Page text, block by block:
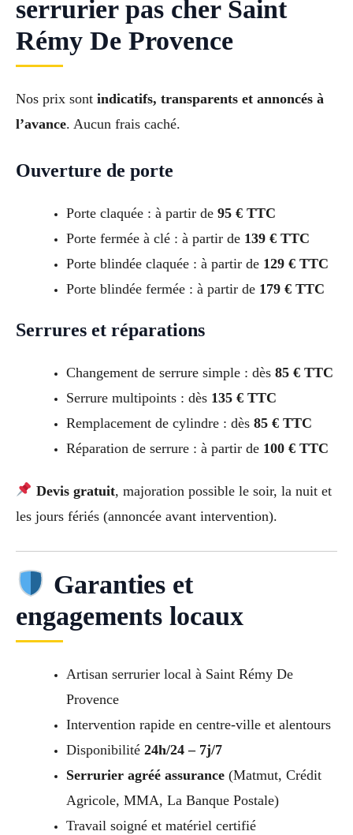
serrurier pas cher Saint
Rémy De Provence
Nos prix sont indicatifs, transparents et annoncés à
l’avance. Aucun frais caché.
Ouverture de porte
Porte claquée : à partir de 95 € TTC
Porte fermée à clé : à partir de 139 € TTC
Porte blindée claquée : à partir de 129 € TTC
Porte blindée fermée : à partir de 179 € TTC
Serrures et réparations
Changement de serrure simple : dès 85 € TTC
Serrure multipoints : dès 135 € TTC
Remplacement de cylindre : dès 85 € TTC
Réparation de serrure : à partir de 100 € TTC
Devis gratuit, majoration possible le soir, la nuit et
les jours fériés (annoncée avant intervention).
Garanties et
engagements locaux
Artisan serrurier local à Saint Rémy De
Provence
Intervention rapide en centre-ville et alentours
Disponibilité 24h/24 – 7j/7
Serrurier agréé assurance(Matmut, Crédit
Agricole, MMA, La Banque Postale)
Travail soigné et matériel certifié